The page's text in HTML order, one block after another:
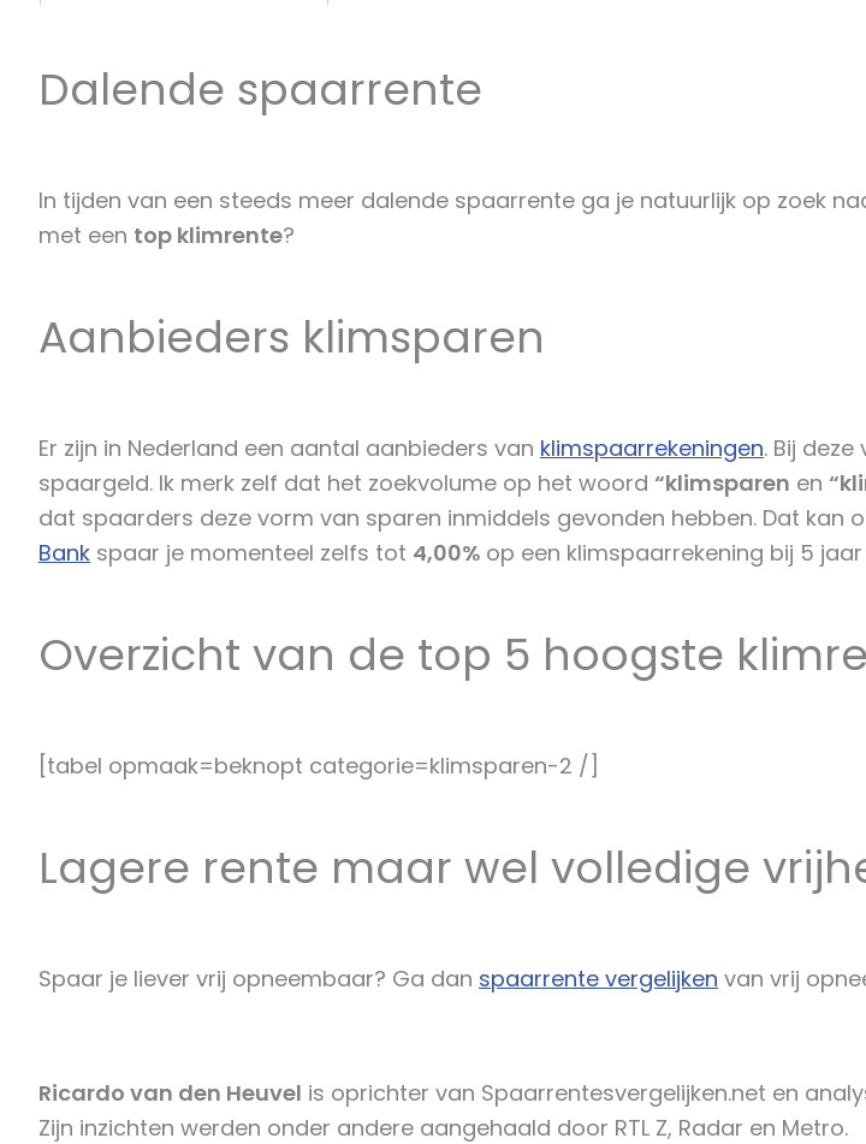
Dalende spaarrente
In tijden van een steeds meer dalende spaarrente ga je natuurlijk op zoek
met een top klimrente?
Aanbieders klimsparen
Er zijn in Nederland een aantal aanbieders van klimspaarrekeningen. Bij
spaargeld. Ik merk zelf dat het zoekvolume op het woord “klimsparen en
dat spaarders deze vorm van sparen inmiddels gevonden hebben. Dat kan
Bank spaar je momenteel zelfs tot 4,00% op een klimspaarrekening bij 5
Overzicht van de top 5 hoogste
[tabel opmaak=beknopt categorie=klimsparen-2 /]
Lagere rente maar wel volledige
Spaar je liever vrij opneembaar? Ga dan spaarrente vergelijken van vrij
Ricardo van den Heuvel is oprichter van Spaarrentesvergelijken.net en
Zijn inzichten werden onder andere aangehaald door RTL Z, Radar en Metro.